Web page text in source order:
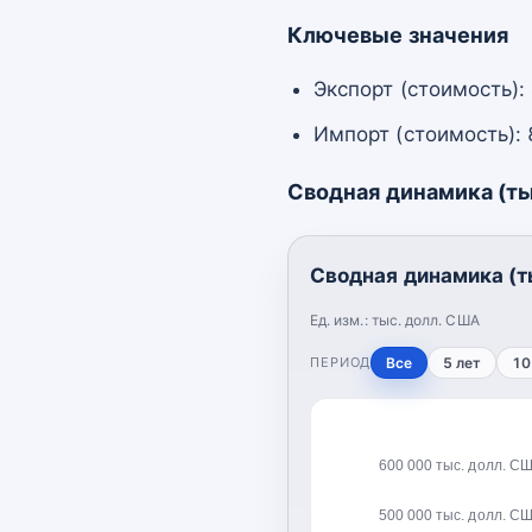
Ключевые значения
Экспорт
Импорт
Сводная динамика
Сводная динамика
Ед. изм.: тыс. долл. США
ПЕРИОД Все 5 лет
500 000 тыс. долл.
600 000 тыс. долл.